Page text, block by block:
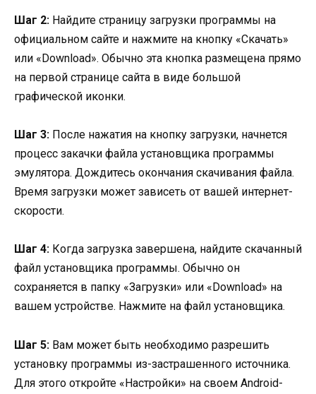
Шаг 2: Найдите страницу загрузки программы на
официальном сайте и нажмите на кнопку «Скачать»
или «Download». Обычно эта кнопка размещена прямо
на первой странице сайта в виде большой
графической иконки.
Шаг 3: После нажатия на кнопку загрузки, начнется
процесс закачки файла установщика программы
эмулятора. Дождитесь окончания скачивания файла.
Время загрузки может зависеть от вашей интернет-
скорости.
Шаг 4: Когда загрузка завершена, найдите скачанный
файл установщика программы. Обычно он
сохраняется в папку «Загрузки» или «Download» на
вашем устройстве. Нажмите на файл установщика.
Шаг 5: Вам может быть необходимо разрешить
установку программы из-застрашенного источника.
Для этого откройте «Настройки» на своем Android-